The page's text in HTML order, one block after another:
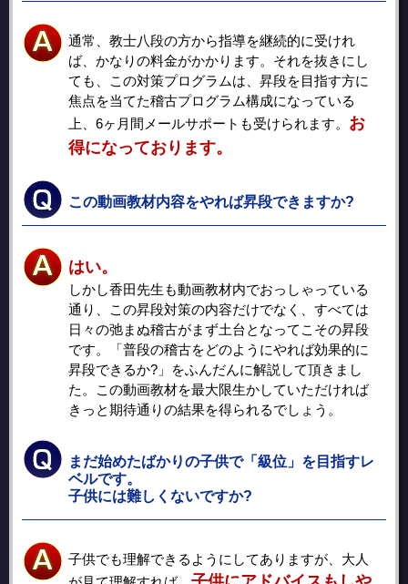
通常、教士八段の方から指導を継続的に受けれ
ば、かなりの料金がかかります。それを抜きにし
ても、この対策プログラムは、昇段を目指す方に
焦点を当てた稽古プログラム構成になっている
上、6ヶ月間メールサポートも受けられます。 お
得になっております。
この動画教材内容をやれば昇段できますか?
はい。
しかし香田先生も動画教材内でおっしゃっている
通り、この昇段対策の内容だけでなく、すべては
日々の弛まぬ稽古がまず土台となってこその昇段
です。「普段の稽古をどのようにやれば効果的に
昇段できるか?」をふんだんに解説して頂きまし
た。この動画教材を最大限生かしていただければ
きっと期待通りの結果を得られるでしょう。
まだ始めたばかりの子供で「級位」を目指すレ
ベルです。
子供には難しくないですか?
子供でも理解できるようにしてありますが、大人